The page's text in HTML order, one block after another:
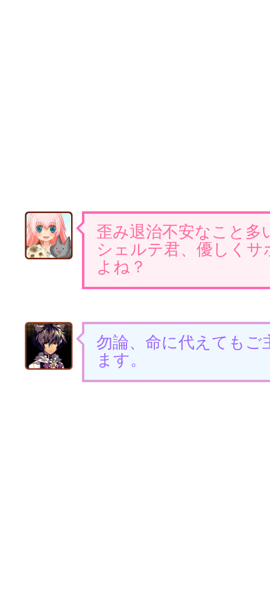
歪み退治不安なこと多
シェルテ君、優しく
よね？
勿論、命に代えてもご
ます。